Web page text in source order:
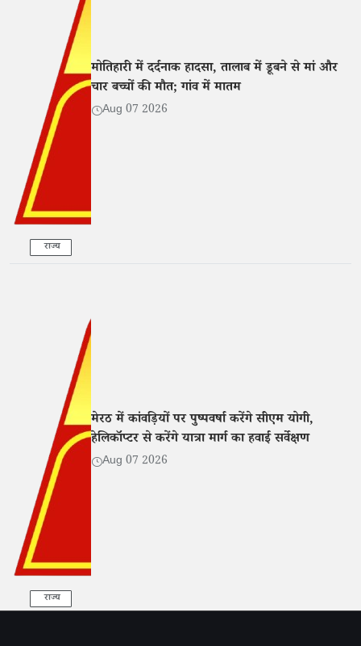
राज्य
मोतिहारी में दर्दनाक हादसा, तालाब में डूबने से मां और
चार बच्चों की मौत; गांव में मातम
Aug 07 2026
राज्य
मेरठ में कांवड़ियों पर पुष्पवर्षा करेंगे सीएम योगी,
हेलिकॉप्टर से करेंगे यात्रा मार्ग का हवाई सर्वेक्षण
Aug 07 2026